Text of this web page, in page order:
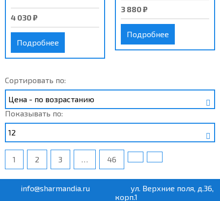
4 030 ₽
Подробнее
3 880 ₽
Подробнее
Сортировать по:
Показывать по:
1 2 3 46
info@sharmandia.ru
ул. Верхние поля, д.36,
корп.1